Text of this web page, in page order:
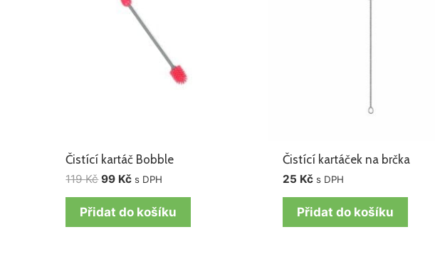
Čistící kartáč Bobble
119Kč 99 Kč s DPH
Přidat do košíku
Čistící kartáček na brčka
25 Kč s DPH
Přidat do košíku